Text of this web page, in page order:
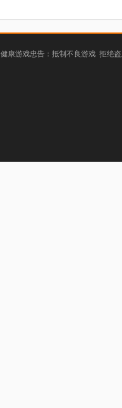
健康游戏忠告：抵制不良游戏 拒绝